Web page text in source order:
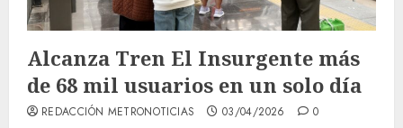
Alcanza Tren El Insurgente más
de 68 mil usuarios en un solo día
REDACCIÓN METRONOTICIAS 03/04/2026 0